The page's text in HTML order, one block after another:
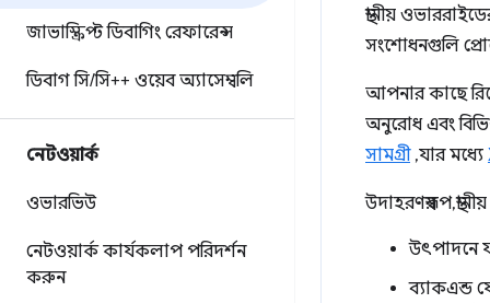
জাভাস্ক্রিপ্ট ডিবাগিং রেফারেন্স
ডিবাগ সি/সি++ ওয়েব অ্যাসেম্বলি
নেটওয়ার্ক
ওভারভিউ
নেটওয়ার্ক কার্যকলাপ পরিদর্শন
করুন
স্থানীয়
সংশোধনগুলি
আপনার কাছে
অনুরোধ এবং
সামগ্রী, যার মধ্যে
উদাহরণস্বরূপ,
উৎপাদনে
ব্যাকএন্ড